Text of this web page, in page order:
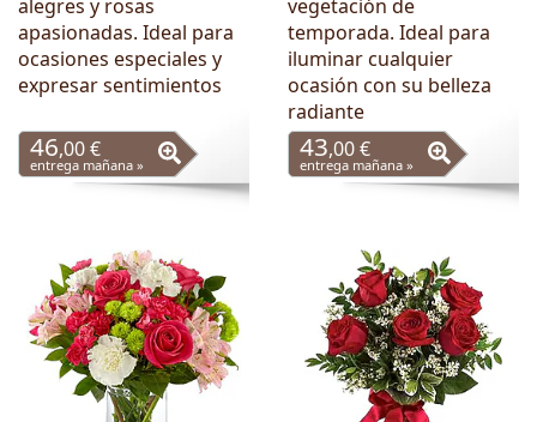
alegres y rosas
apasionadas. Ideal para
ocasiones especiales y
expresar sentimientos
46,00 €
entrega mañana »
vegetación de
temporada. Ideal para
iluminar cualquier
ocasión con su belleza
radiante
43,00 €
entrega mañana »